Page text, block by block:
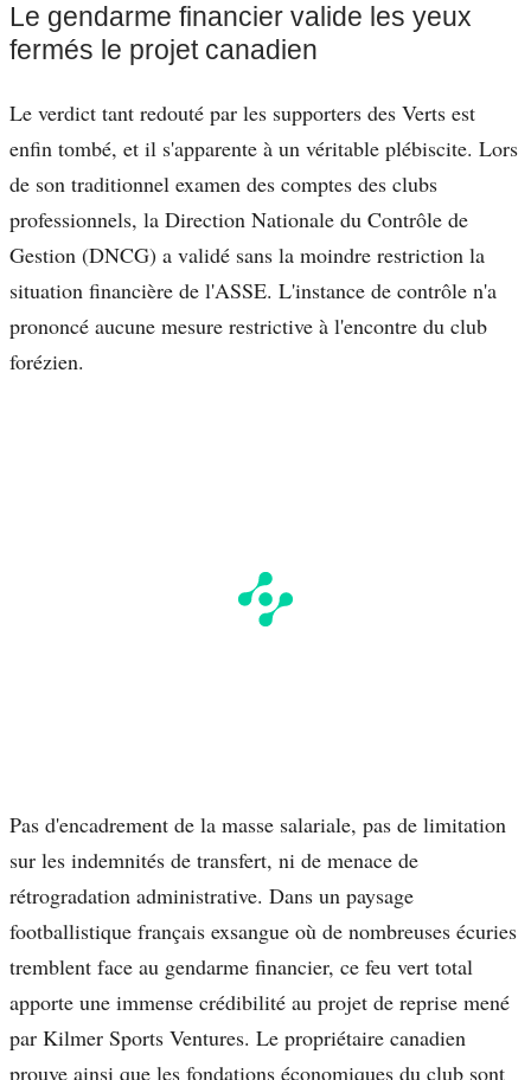
Le gendarme financier valide les yeux
fermés le projet canadien
Le verdict tant redouté par les supporters des Verts est
enfin tombé, et il s'apparente à un véritable plébiscite. Lors
de son traditionnel examen des comptes des clubs
professionnels, la Direction Nationale du Contrôle de
Gestion (DNCG) a validé sans la moindre restriction la
situation financière de l'ASSE. L'instance de contrôle n'a
prononcé aucune mesure restrictive à l'encontre du club
forézien.
Pas d'encadrement de la masse salariale, pas de limitation
sur les indemnités de transfert, ni de menace de
rétrogradation administrative. Dans un paysage
footballistique français exsangue où de nombreuses écuries
tremblent face au gendarme financier, ce feu vert total
apporte une immense crédibilité au projet de reprise mené
par Kilmer Sports Ventures. Le propriétaire canadien
prouve ainsi que les fondations économiques du club sont